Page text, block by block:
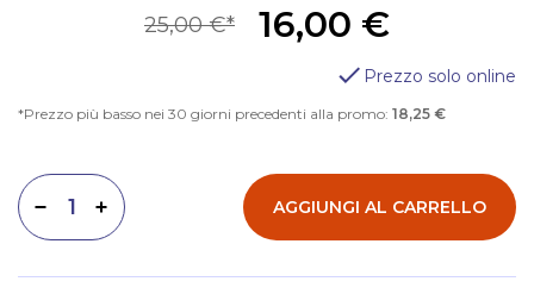
16,00 €
25,00 €
Prezzo solo online
Prezzo più basso nei 30 giorni precedenti alla promo: 18,25 €
Aumenta quantità
Diminuisci quantità AGGIUNGI AL CARRELLO